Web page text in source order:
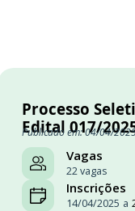
Processo
Edital 017/
Publicado em: 04/04/
Vagas
22 vagas
Inscrições
14/04/2025 a